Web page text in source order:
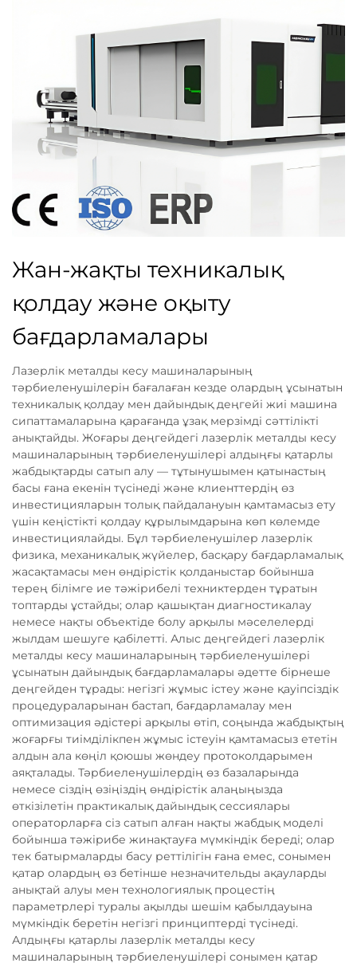
Жан-жақты техникалық
қолдау және оқыту
бағдарламалары
Лазерлік металды кесу машиналарының
тәрбиеленушілерін бағалаған кезде олардың ұсынатын
техникалық қолдау мен дайындық деңгейі жиі машина
сипаттамаларына қарағанда ұзақ мерзімді сәттілікті
анықтайды. Жоғары деңгейдегі лазерлік металды кесу
машиналарының тәрбиеленушілері алдыңғы қатарлы
жабдықтарды сатып алу — тұтынушымен қатынастың
басы ғана екенін түсінеді және клиенттердің өз
инвестицияларын толық пайдалануын қамтамасыз ету
үшін кеңістікті қолдау құрылымдарына көп көлемде
инвестициялайды. Бұл тәрбиеленушілер лазерлік
физика, механикалық жүйелер, басқару бағдарламалық
жасақтамасы мен өндірістік қолданыстар бойынша
терең білімге ие тәжірибелі техниктерден тұратын
топтарды ұстайды; олар қашықтан диагностикалау
немесе нақты объектіде болу арқылы мәселелерді
жылдам шешуге қабілетті. Алыс деңгейдегі лазерлік
металды кесу машиналарының тәрбиеленушілері
ұсынатын дайындық бағдарламалары әдетте бірнеше
деңгейден тұрады: негізгі жұмыс істеу және қауіпсіздік
процедураларынан бастап, бағдарламалау мен
оптимизация әдістері арқылы өтіп, соңында жабдықтың
жоғарғы тиімділікпен жұмыс істеуін қамтамасыз ететін
алдын ала көңіл қоюшы жөндеу протоколдарымен
аяқталады. Тәрбиеленушілердің өз базаларында
немесе сіздің өзіңіздің өндірістік алаңыңызда
өткізілетін практикалық дайындық сессиялары
операторларға сіз сатып алған нақты жабдық моделі
бойынша тәжірибе жинақтауға мүмкіндік береді; олар
тек батырмаларды басу реттілігін ғана емес, сонымен
қатар олардың өз бетінше незначительды ақауларды
анықтай алуы мен технологиялық процестің
параметрлері туралы ақылды шешім қабылдауына
мүмкіндік беретін негізгі принциптерді түсінеді.
Алдыңғы қатарлы лазерлік металды кесу
машиналарының тәрбиеленушілері сонымен қатар